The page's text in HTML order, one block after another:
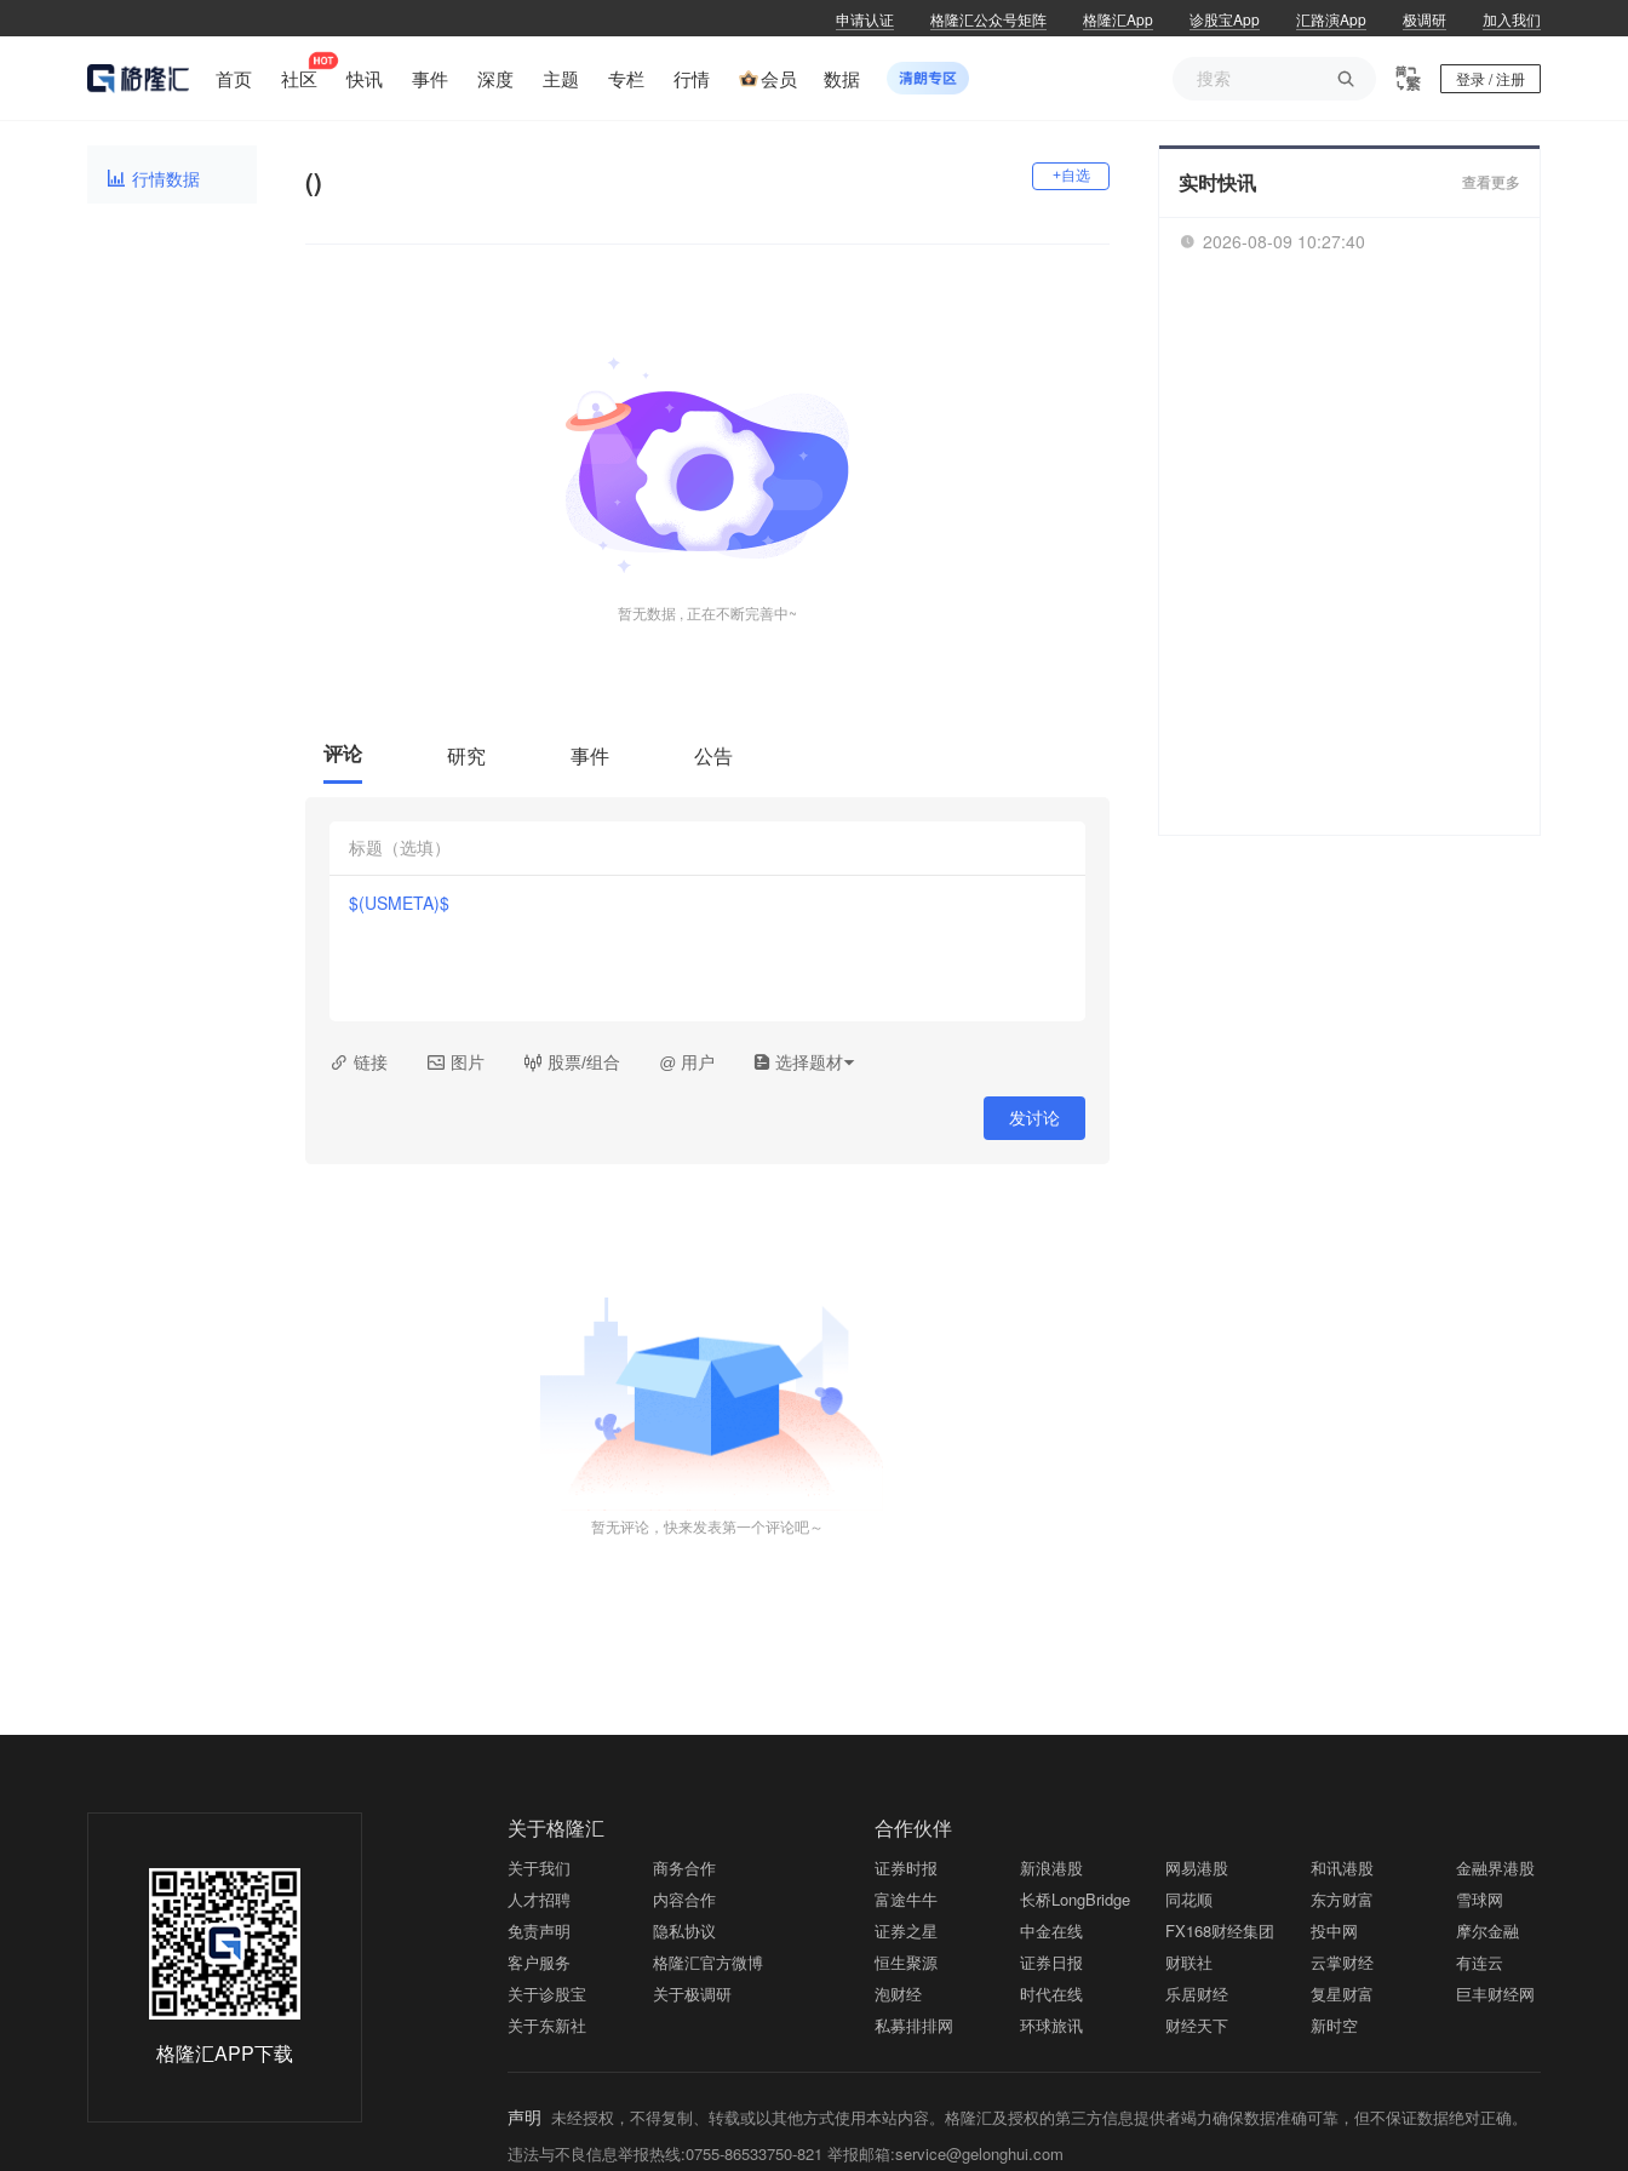
申请认证 格隆汇公众号矩阵 格隆汇App 诊股宝App 汇路演App 极调研 加入我们
首页 社区 快讯 事件 深度 主题 专栏 行情 会员 数据  登录 / 注册
 行情数据 () +自选
暂无数据 , 正在不断完善中~
评论 研究 事件 公告
$(USMETA)$
 链接  图片  股票/组合 @ 用户 选择题材
发讨论
暂无评论，快来发表第一个评论吧～
实时快讯 查看更多
 2026-08-09 10:27:41
格隆汇APP下载
关于格隆汇
关于我们
商务合作
人才招聘
内容合作
免责声明
隐私协议
客户服务
格隆汇官方微博
关于诊股宝
关于极调研
关于东新社
合作伙伴
证券时报 新浪港股 网易港股 和讯港股
金融界港股
富途牛牛
长桥LongBridge 同花顺 东方财富
雪球网
证券之星
中金在线 FX168财经集团 投中网
摩尔金融
恒生聚源
证券日报 财联社 云掌财经
有连云
泡财经
时代在线 乐居财经 复星财富
巨丰财经网
私募排排网
环球旅讯 财经天下 新时空
声明 未经授权，不得复制、转载或以其他方式使用本站内容。格隆汇及授权的第三方信息提供者竭力确保数据准确可靠，但不保证数据绝对正确。
违法与不良信息举报热线:0755-86533750-821 举报邮箱:service@gelonghui.com